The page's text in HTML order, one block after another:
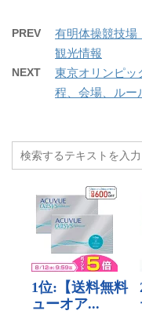
PREV
有明体操競技場
観光情報
NEXT
東京オリンピッ
程、会場、ルー